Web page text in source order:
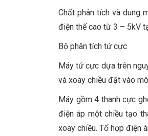
Chất phân tích và dung
điện thế cao từ 3 – 5kV
Bộ phân tích tứ cực
Máy tứ cực dựa trên
và xoay chiều đặt vào
Máy gồm 4 thanh cực
điện áp một chiều tạo
xoay chiều. Tổ hợp